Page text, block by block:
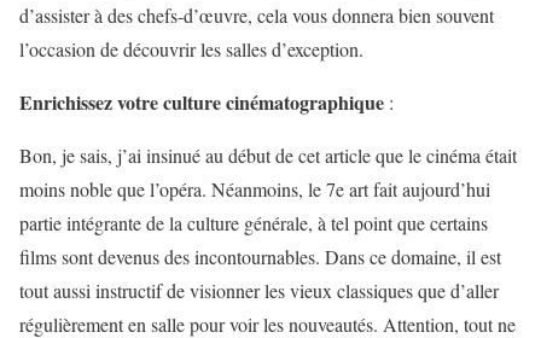
d’assister à des chefs-d’œuvre, cela vous donnera bien souvent
l’occasion de découvrir les salles d’exception.
Enrichissez votre culture cinématographique :
Bon, je sais, j’ai insinué au début de cet article que le cinéma était
moins noble que l’opéra. Néanmoins, le 7e art fait aujourd’hui
partie intégrante de la culture générale, à tel point que certains
films sont devenus des incontournables. Dans ce domaine, il est
tout aussi instructif de visionner les vieux classiques que d’aller
régulièrement en salle pour voir les nouveautés. Attention, tout ne